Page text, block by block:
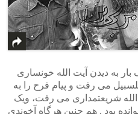
بار به دیدن آیت الله خونساری
می رفت و پیام فرح را به
الله شریعتمداری می رفت، ویک
بود . هم چنین هرگاه آخوندی